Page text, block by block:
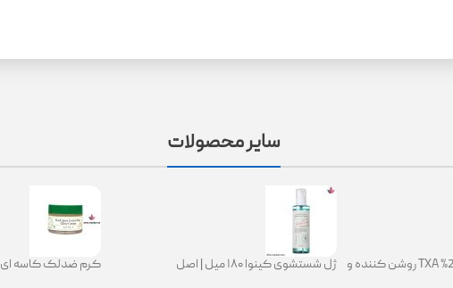
سایر محصولات
کرم ترانگزامیک اسید 2.5% TXA روشن کننده و ژل شستشوی کینوا ۱۸۰ میل | اصل